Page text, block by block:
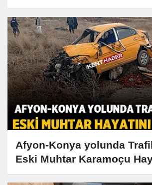
Afyon-Konya yolunda
Eski Muhtar Karamoçu
Kaybetti